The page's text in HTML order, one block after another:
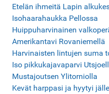
Etelän ihmeitä Lapin
Isohaarahaukka Pellossa
Huippuharvinainen
Amerikantavi Rovaniemellä
Harvinaisten lintujen suma
Iso pikkukajavaparvi
Mustajoutsen Ylitorniolla
Kevät harppasi ja hyytyi